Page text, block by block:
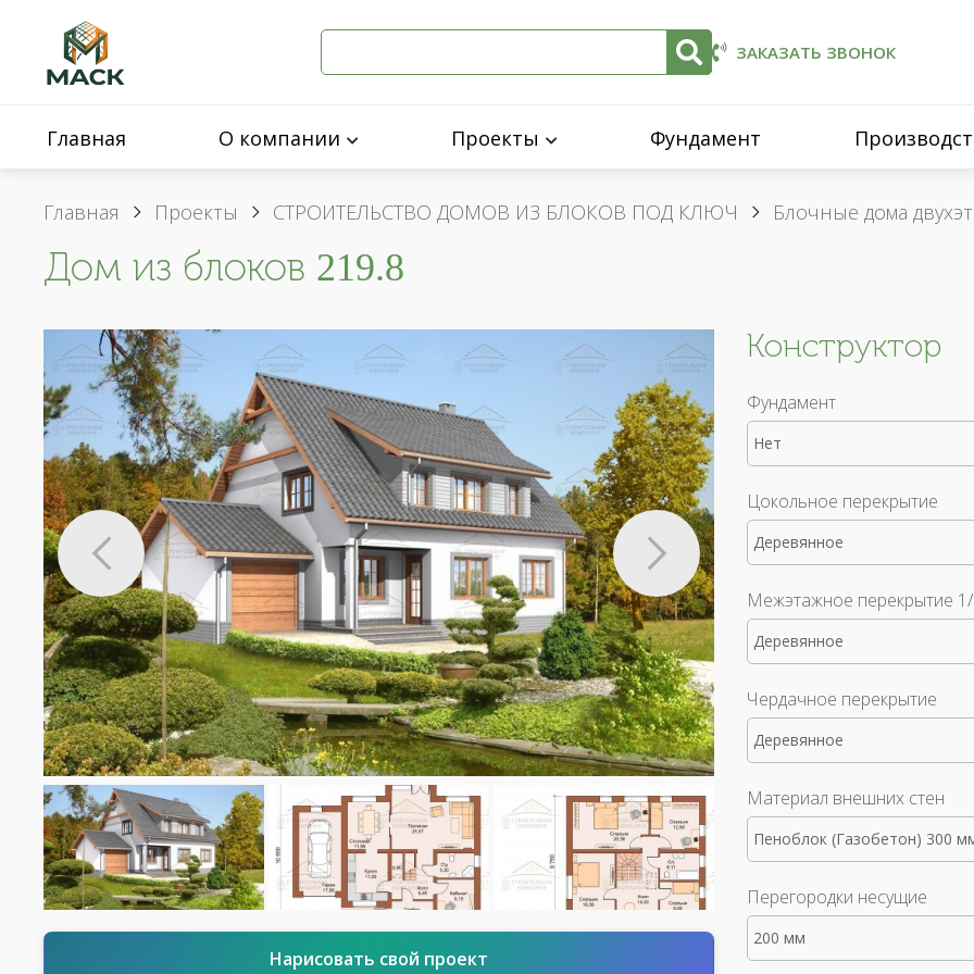
ЗАКАЗАТЬ ЗВОНОК
Главная О компании Проекты Фундамент
Главная Проекты СТРОИТЕЛЬСТВО ДОМОВ ИЗ БЛОКОВ ПОД КЛЮЧ Блочные дома
Дом из блоков 219.8
Нарисовать свой проект
Конструктор
Фундамент
Нет
Цокольное перекрытие
Деревянное
Межэтажное перекрытие
Деревянное
Чердачное перекрытие
Деревянное
Материал внешних стен
Пеноблок (Газобетон) 300
Перегородки несущие
200 мм